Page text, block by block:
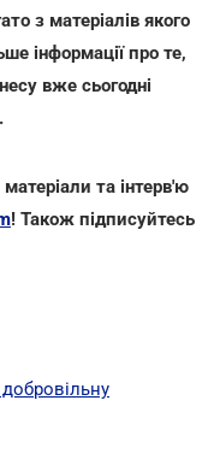
з матеріалів якого
інформації про те,
вже сьогодні
.
та інтерв'ю
! Також підписуйтесь